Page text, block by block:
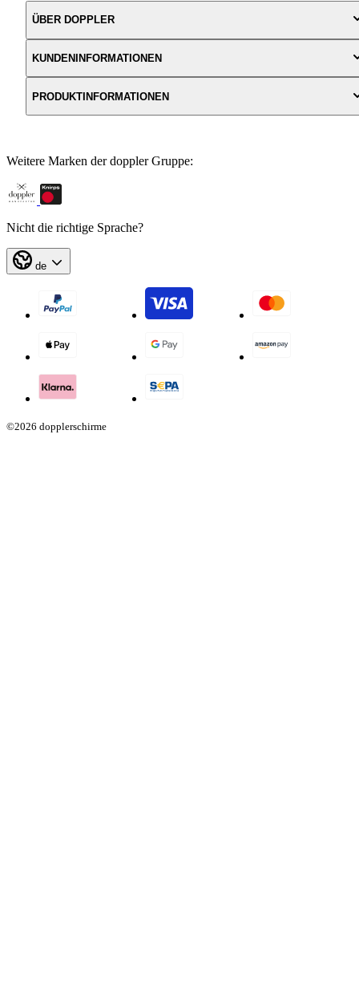
ÜBER DOPPLER
KUNDENINFORMATIONEN
PRODUKTINFORMATIONEN
Weitere Marken der doppler Gruppe:
Nicht die richtige Sprache?
de
©2026 dopplerschirme